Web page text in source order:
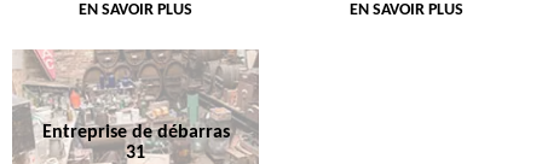
EN SAVOIR PLUS EN SAVOIR PLUS
Entreprise de débarras
31